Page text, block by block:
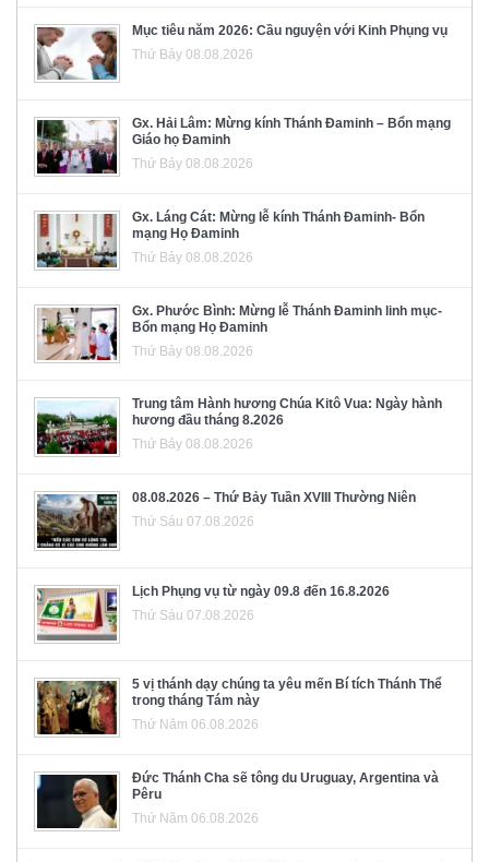
Mục tiêu năm 2026: Cầu nguyện với Kinh Phụng vụ
Thứ Bảy 08.08.2026
Gx. Hải Lâm: Mừng kính Thánh Đaminh – Bổn mạng
Giáo họ Đaminh
Thứ Bảy 08.08.2026
Gx. Láng Cát: Mừng lễ kính Thánh Đaminh- Bổn
mạng Họ Đaminh
Thứ Bảy 08.08.2026
Gx. Phước Bình: Mừng lễ Thánh Đaminh linh mục-
Bổn mạng Họ Đaminh
Thứ Bảy 08.08.2026
Trung tâm Hành hương Chúa Kitô Vua: Ngày hành
hương đầu tháng 8.2026
Thứ Bảy 08.08.2026
08.08.2026 – Thứ Bảy Tuần XVIII Thường Niên
Thứ Sáu 07.08.2026
Lịch Phụng vụ từ ngày 09.8 đến 16.8.2026
Thứ Sáu 07.08.2026
5 vị thánh dạy chúng ta yêu mến Bí tích Thánh Thể
trong tháng Tám này
Thứ Năm 06.08.2026
Đức Thánh Cha sẽ tông du Uruguay, Argentina và
Pêru
Thứ Năm 06.08.2026